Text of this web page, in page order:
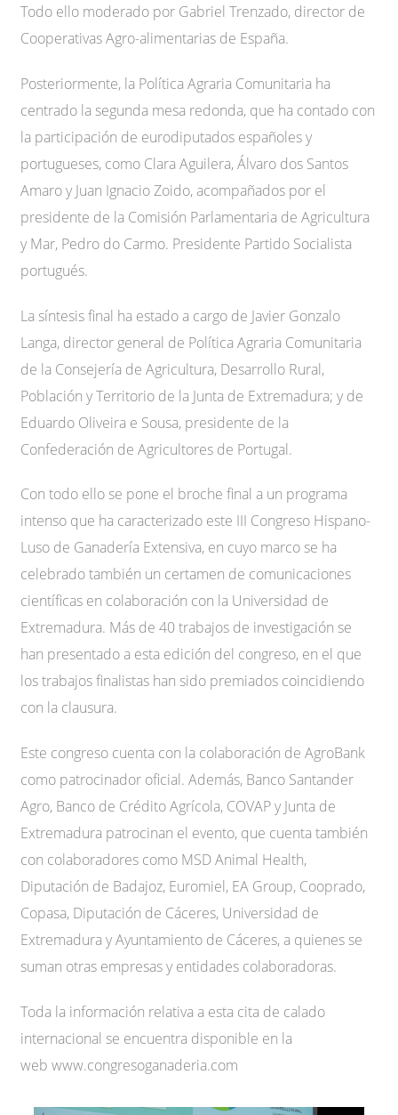
Todo ello moderado por Gabriel Trenzado, director de
Cooperativas Agro-alimentarias de España.
Posteriormente, la Política Agraria Comunitaria ha
centrado la segunda mesa redonda, que ha contado con
la participación de eurodiputados españoles y
portugueses, como Clara Aguilera, Álvaro dos Santos
Amaro y Juan Ignacio Zoido, acompañados por el
presidente de la Comisión Parlamentaria de Agricultura
y Mar, Pedro do Carmo. Presidente Partido Socialista
portugués.
La síntesis final ha estado a cargo de Javier Gonzalo
Langa, director general de Política Agraria Comunitaria
de la Consejería de Agricultura, Desarrollo Rural,
Población y Territorio de la Junta de Extremadura; y de
Eduardo Oliveira e Sousa, presidente de la
Confederación de Agricultores de Portugal.
Con todo ello se pone el broche final a un programa
intenso que ha caracterizado este III Congreso Hispano-
Luso de Ganadería Extensiva, en cuyo marco se ha
celebrado también un certamen de comunicaciones
científicas en colaboración con la Universidad de
Extremadura. Más de 40 trabajos de investigación se
han presentado a esta edición del congreso, en el que
los trabajos finalistas han sido premiados coincidiendo
con la clausura.
Este congreso cuenta con la colaboración de AgroBank
como patrocinador oficial. Además, Banco Santander
Agro, Banco de Crédito Agrícola, COVAP y Junta de
Extremadura patrocinan el evento, que cuenta también
con colaboradores como MSD Animal Health,
Diputación de Badajoz, Euromiel, EA Group, Cooprado,
Copasa, Diputación de Cáceres, Universidad de
Extremadura y Ayuntamiento de Cáceres, a quienes se
suman otras empresas y entidades colaboradoras.
Toda la información relativa a esta cita de calado
internacional se encuentra disponible en la
web www.congresoganaderia.com